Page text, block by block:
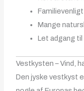
Familievenligt
Mange
Let adgang
Vestkysten – Vind,
Den jyske vestkyst